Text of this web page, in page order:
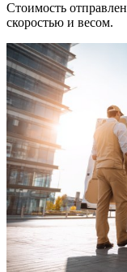
Стоимость
скоростью и весом.